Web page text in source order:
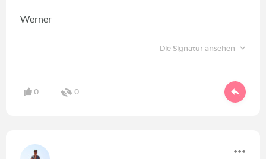
Werner
Die Signatur ansehen
0 0